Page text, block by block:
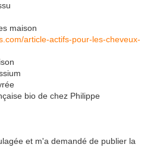
maison
article-actifs-pour-les-cheveux-
bio de chez Philippe
et m'a demandé de publier la